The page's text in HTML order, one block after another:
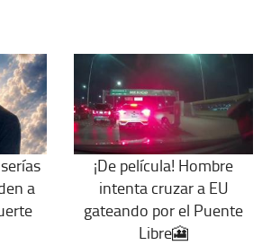
a
¡De película! Hombre
intenta cruzar a EU
gateando por el Puente
Libre🎦